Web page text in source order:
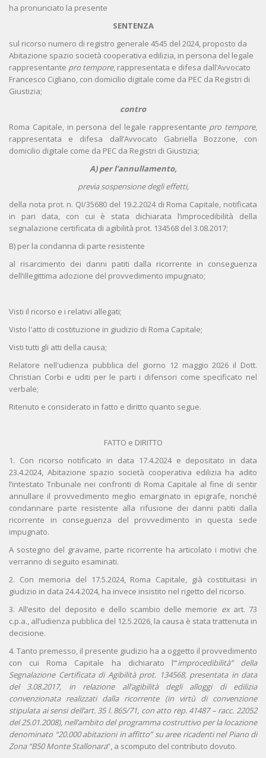
ha pronunciato la presente
SENTENZA
sul ricorso numero di registro generale 4545 del 2024, proposto da
Abitazione spazio società cooperativa edilizia, in persona del legale
rappresentante pro tempore, rappresentata e difesa dall’Avvocato
Francesco Cigliano, con domicilio digitale come da PEC da Registri di
Giustizia;
contro
Roma Capitale, in persona del legale rappresentante pro tempore,
rappresentata e difesa dall’Avvocato Gabriella Bozzone, con
domicilio digitale come da PEC da Registri di Giustizia;
A) per l’annullamento,
previa sospensione degli effetti,
della nota prot. n. QI/35680 del 19.2.2024 di Roma Capitale, notificata
in pari data, con cui è stata dichiarata l’improcedibilità della
segnalazione certificata di agibilità prot. 134568 del 3.08.2017;
B) per la condanna di parte resistente
al risarcimento dei danni patiti dalla ricorrente in conseguenza
dell’illegittima adozione del provvedimento impugnato;
Visti il ricorso e i relativi allegati;
Visto l'atto di costituzione in giudizio di Roma Capitale;
Visti tutti gli atti della causa;
Relatore nell'udienza pubblica del giorno 12 maggio 2026 il Dott.
Christian Corbi e uditi per le parti i difensori come specificato nel
verbale;
Ritenuto e considerato in fatto e diritto quanto segue.
FATTO e DIRITTO
1. Con ricorso notificato in data 17.4.2024 e depositato in data
23.4.2024, Abitazione spazio società cooperativa edilizia ha adito
l’intestato Tribunale nei confronti di Roma Capitale al fine di sentir
annullare il provvedimento meglio emarginato in epigrafe, nonché
condannare parte resistente alla rifusione dei danni patiti dalla
ricorrente in conseguenza del provvedimento in questa sede
impugnato.
A sostegno del gravame, parte ricorrente ha articolato i motivi che
verranno di seguito esaminati.
2. Con memoria del 17.5.2024, Roma Capitale, già costituitasi in
giudizio in data 24.4.2024, ha invece insistito nel rigetto del ricorso.
3. All’esito del deposito e dello scambio delle memorie exart. 73
c.p.a., all’udienza pubblica del 12.5.2026, la causa è stata trattenuta in
decisione.
4. Tanto premesso, il presente giudizio ha a oggetto il provvedimento
con cui Roma Capitale ha dichiarato l’“improcedibilità” della
Segnalazione Certificata di Agibilità prot. 134568, presentata in data
del 3.08.2017, in relazione all’agibilità degli alloggi di edilizia
convenzionata realizzati dalla ricorrente (in virtù di convenzione
stipulata ai sensi dell’art. 35 l. 865/71, con atto rep. 41487 – racc. 22052
del 25.01.2008), nell’ambito del programma costruttivo per la locazione
denominato “20.000 abitazioni in affitto” su aree ricadenti nel Piano di
Zona “B50 Monte Stallonara”, a scomputo del contributo dovuto.